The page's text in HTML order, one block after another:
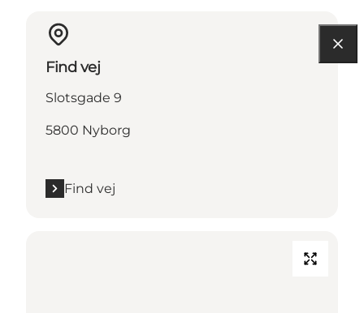
Find vej
Slotsgade 9
5800 Nyborg
Find vej